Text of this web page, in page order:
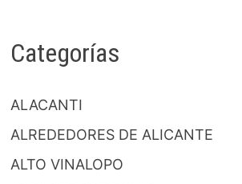
Categorías
ALACANTI
ALREDEDORES DE ALICANTE
ALTO VINALOPO